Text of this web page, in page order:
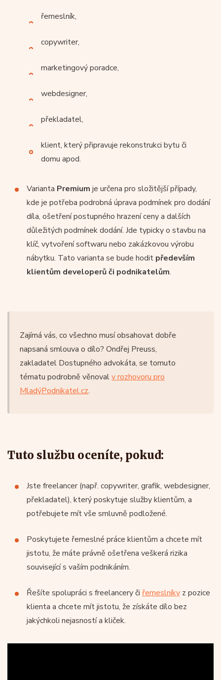
řemeslník,
copywriter,
marketingový poradce,
webdesigner,
překladatel,
klient, který připravuje rekonstrukci bytu či
domu apod.
Varianta Premium je určena pro složitější případy,
kde je potřeba podrobná úprava podmínek pro dodání
díla, ošetření postupného hrazení ceny a dalších
důležitých podmínek dodání. Jde typicky o stavbu na
klíč, vytvoření softwaru nebo zakázkovou výrobu
nábytku. Tato varianta se bude hodit především
klientům developerů či podnikatelům.
Zajímá vás, co všechno musí obsahovat dobře
napsaná smlouva o dílo? Ondřej Preuss,
zakladatel Dostupného advokáta, se tomuto
tématu podrobně věnovalv rozhovoru pro
MladýPodnikatel.cz.
Tuto službu oceníte, pokud:
Jste freelancer (např. copywriter, grafik, webdesigner,
překladatel), který poskytuje služby klientům, a
potřebujete mít vše smluvně podložené.
Poskytujete řemeslné práce klientům a chcete mít
jistotu, že máte právně ošetřena veškerá rizika
související s vaším podnikáním.
Řešíte spolupráci s freelancery či řemeslníky z pozice
klienta a chcete mít jistotu, že získáte dílo bez
jakýchkoli nejasností a kliček.